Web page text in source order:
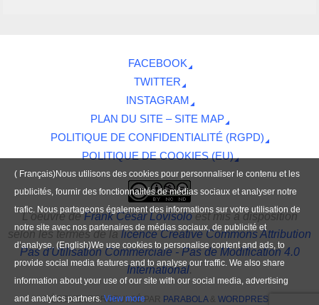
FACEBOOK
TWITTER
INSTAGRAM
PLAN DU SITE – SITE MAP
POLITIQUE DE CONFIDENTIALITÉ (RGPD)
POLITIQUE DE COOKIES (EU)
L'oeuvredeFrank César Lovisoloest mis à disposition
selon les termes de lalicence Creative Commons Attribution
Pas d'Utilisation Commerciale - Pas de Modification 4.0
International.
FIÈREMENT PROPULSÉ PAR PARABOLA& WORDPRESS.
( Français)Nous utilisons des cookies pour personnaliser le contenu et les
publicités, fournir des fonctionnalités de médias sociaux et analyser notre
trafic. Nous partageons également des informations sur votre utilisation de
notre site avec nos partenaires de médias sociaux, de publicité et
d’analyse. (English)We use cookies to personalise content and ads, to
provide social media features and to analyse our traffic. We also share
information about your use of our site with our social media, advertising
and analytics partners.View more